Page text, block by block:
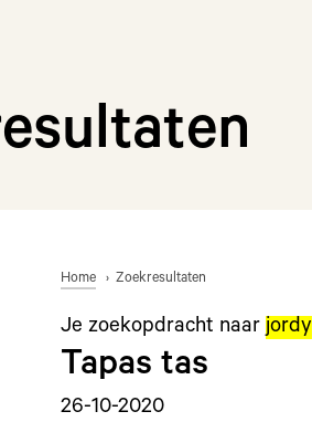
Home Zoekresultaten
Je zoekopdracht naarjordy
Tapas tas
26-10-2020